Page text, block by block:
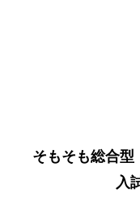
そもそも総合
入